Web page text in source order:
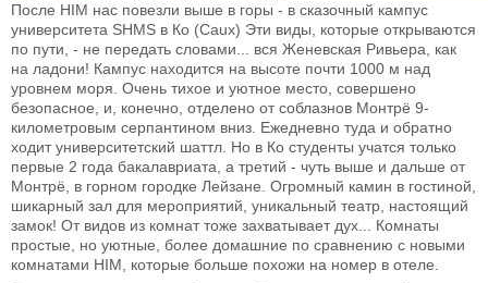
После HIM нас повезли выше в горы - в сказочный кампус
университета SHMS в Ко (Caux) Эти виды, которые открываются
по пути, - не передать словами... вся Женевская Ривьера, как
на ладони! Кампус находится на высоте почти 1000 м над
уровнем моря. Очень тихое и уютное место, совершено
безопасное, и, конечно, отделено от соблазнов Монтрё 9-
километровым серпантином вниз. Ежедневно туда и обратно
ходит университетский шаттл. Но в Ко студенты учатся только
первые 2 года бакалавриата, а третий - чуть выше и дальше от
Монтрё, в горном городке Лейзане. Огромный камин в гостиной,
шикарный зал для мероприятий, уникальный театр, настоящий
замок! От видов из комнат тоже захватывает дух... Комнаты
простые, но уютные, более домашние по сравнению с новыми
комнатами HIM, которые больше похожи на номер в отеле.